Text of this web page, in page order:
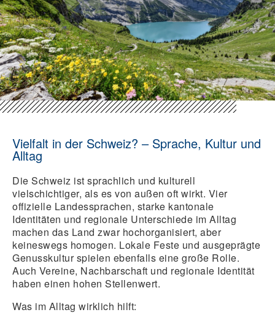
Vielfalt in der Schweiz? – Sprache, Kultur und
Alltag
Die Schweiz ist sprachlich und kulturell
vielschichtiger, als es von außen oft wirkt. Vier
offizielle Landessprachen, starke kantonale
Identitäten und regionale Unterschiede im Alltag
machen das Land zwar hochorganisiert, aber
keineswegs homogen. Lokale Feste und ausgeprägte
Genusskultur spielen ebenfalls eine große Rolle.
Auch Vereine, Nachbarschaft und regionale Identität
haben einen hohen Stellenwert.
Was im Alltag wirklich hilft: